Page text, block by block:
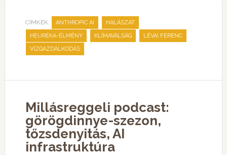
CÍMKÉK: ANTHROPIC AI , HALÁSZAT ,
HEURÉKA-ÉLMÉNY , KLÍMAVÁLSÁG , LÉVAI FERENC ,
VÍZGAZDÁLKODÁS
Millásreggeli podcast:
görögdinnye-szezon,
tőzsdenyitás, AI
infrastruktúra